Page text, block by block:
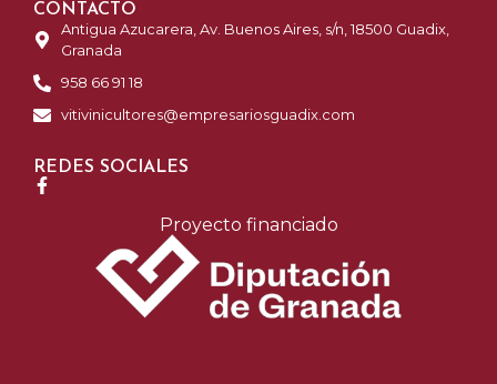
CONTACTO
Antigua Azucarera, Av. Buenos Aires, s/n, 18500 Guadix,
Granada
958 66 91 18
vitivinicultores@empresariosguadix.com
REDES SOCIALES
Proyecto financiado